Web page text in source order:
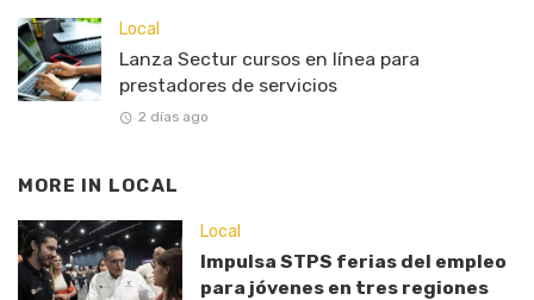
Local
Lanza Sectur cursos en línea para
prestadores de servicios
2 días ago
MORE IN LOCAL
Local
Impulsa STPS ferias del empleo
para jóvenes en tres regiones